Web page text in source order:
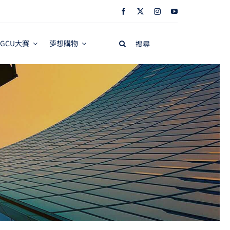
GCU大賽 夢想購物
Search